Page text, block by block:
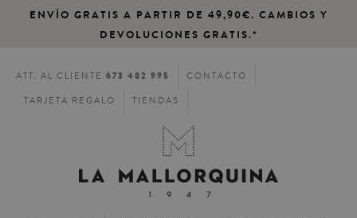
ENVÍO GRATIS A PARTIR DE 49,90€. CAMBIOS Y
DEVOLUCIONES GRATIS.*
ATT. AL CLIENTE 673 482 995 CONTACTO
TARJETA REGALO TIENDAS